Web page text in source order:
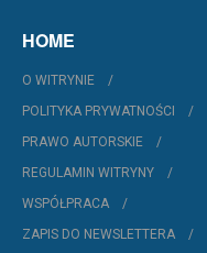
HOME
O WITRYNIE
POLITYKA PRYWATNOŚCI
PRAWO AUTORSKIE
REGULAMIN WITRYNY
WSPÓŁPRACA
ZAPIS DO NEWSLETTERA